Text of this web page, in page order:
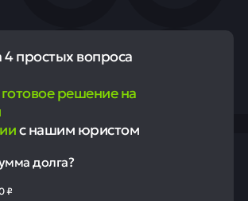
4 простых вопроса
готовое решение на
с нашим юристом
долга?
₽